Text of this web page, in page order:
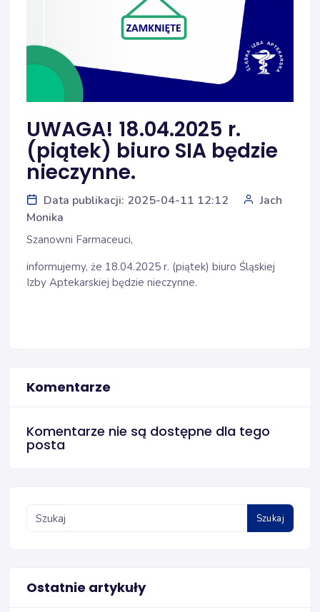
UWAGA! 18.04.2025 r.
(piątek) biuro SIA będzie
nieczynne.
Data publikacji: 2025-04-11 12:12
Jach
Monika
Szanowni Farmaceuci,
informujemy, że 18.04.2025 r. (piątek) biuro Śląskiej
Izby Aptekarskiej będzie nieczynne.
Komentarze
Komentarze nie są dostępne dla tego
posta
Szukaj
Ostatnie artykuły